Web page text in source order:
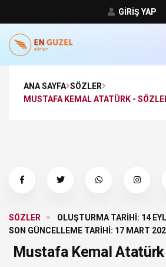
GIRIŞ YAP
ANA SAYFA SÖZLER
MUSTAFA KEMAL ATATÜRK -
SÖZLER
OLUŞTURMA TARIHI: 14
SON GÜNCELLEME TARIHI: 17 MART
Mustafa Kemal